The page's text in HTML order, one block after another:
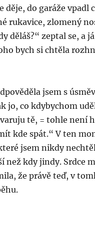
děje, do garáže vpadl
rukavice, zlomený
děláš?“ zeptal se, a
bych si chtěla
jsem s
jo, co kdybychom
tě, = tohle není
kde spát.“ V ten
jsem nikdy
než kdy jindy. Srdce
že právě teď, v